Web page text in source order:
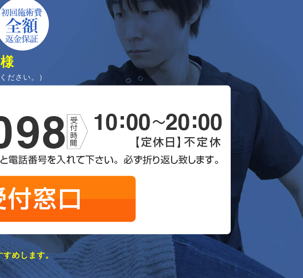
ださい。）
すめします。